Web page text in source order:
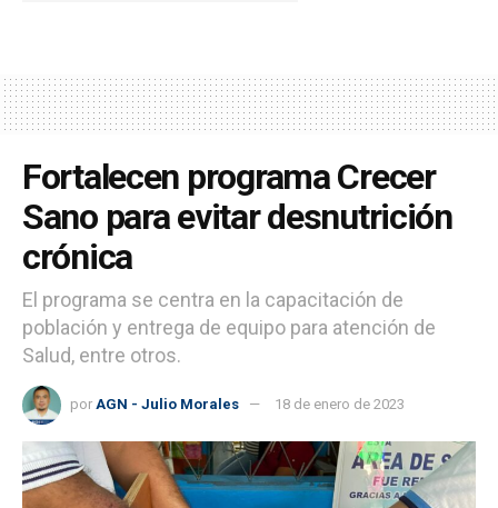
Fortalecen programa Crecer
Sano para evitar desnutrición
crónica
El programa se centra en la capacitación de
población y entrega de equipo para atención de
Salud, entre otros.
por AGN - Julio Morales 18 de enero de 2023